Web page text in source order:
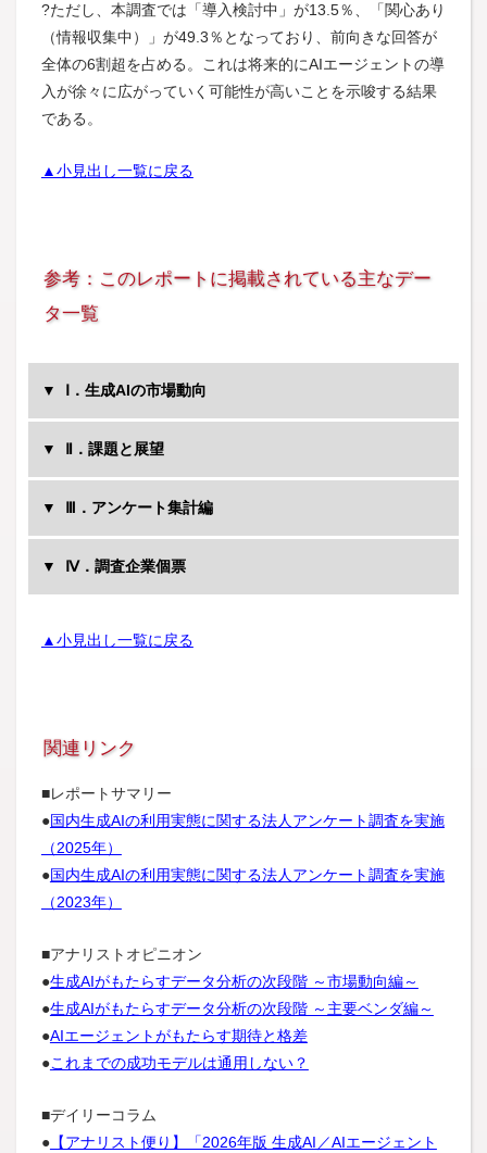
?ただし、本調査では「導入検討中」が13.5％、「関心あり
（情報収集中）」が49.3％となっており、前向きな回答が
全体の6割超を占める。これは将来的にAIエージェントの導
入が徐々に広がっていく可能性が高いことを示唆する結果
である。
▲小見出し一覧に戻る
参考：このレポートに掲載されている主なデー
タ一覧
Ⅰ．生成AIの市場動向
Ⅱ．課題と展望
Ⅲ．アンケート集計編
従業員規模別業種
売上高規模別従業員規模
業種別AIの利活用
売上高規模別AIの利活用
従業員規模別AIの利活用
業種別生成AIの利活用
売上高規模別生成AIの利活用
業種別生成AIの利用頻度
Ⅳ．調査企業個票
▲小見出し一覧に戻る
関連リンク
■レポートサマリー
●国内生成AIの利用実態に関する法人アンケート調査を実施
（2025年）
●国内生成AIの利用実態に関する法人アンケート調査を実施
（2023年）
■アナリストオピニオン
●生成AIがもたらすデータ分析の次段階 ～市場動向編～
●生成AIがもたらすデータ分析の次段階 ～主要ベンダ編～
●AIエージェントがもたらす期待と格差
●これまでの成功モデルは通用しない？
■デイリーコラム
●【アナリスト便り】「2026年版 生成AI／AIエージェント